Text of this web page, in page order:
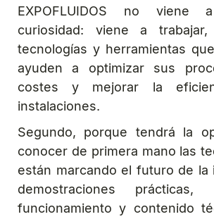
EXPOFLUIDOS no
curiosidad: viene a
tecnologías y herramientas
ayuden a optimizar sus
costes y mejorar la
instalaciones.
Segundo, porque tendrá la
conocer de primera mano las
están marcando el futuro de la
demostraciones
funcionamiento y contenido